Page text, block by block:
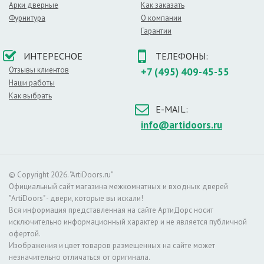
Арки дверные
Фурнитура
Как заказать
О компании
Гарантии
ИНТЕРЕСНОЕ
Отзывы клиентов
Наши работы
Как выбрать
ТЕЛЕФОНЫ:
+7 (495) 409-45-55
E-MAIL:
info@artidoors.ru
© Copyright 2026. "ArtiDoors.ru"
Официальный сайт магазина межкомнатных и входных дверей
"ArtiDoors" - двери, которые вы искали!
Вся информация представленная на сайте АртиДорс носит
исключительно информационный характер и не является публичной
офертой.
Изображения и цвет товаров размещенных на сайте может
незначительно отличаться от оригинала.